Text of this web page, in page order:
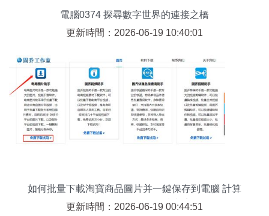
電腦0374 探尋數字世界的連接之橋
更新時間：2026-06-19 10:40:01
如何批量下載淘寶商品圖片并一鍵保存到電腦 計算
機網絡工程視角的解決方案
更新時間：2026-06-19 00:44:51